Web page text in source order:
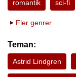
romantik sci-fi
Fler genrer
Teman:
Astrid Lindgren